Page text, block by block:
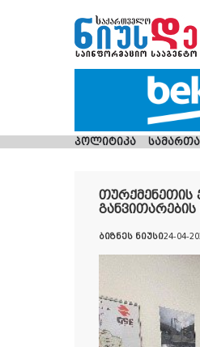
პოლიტიკა
თურქმენეთის
ბიზნეს ნიუსი24-04-